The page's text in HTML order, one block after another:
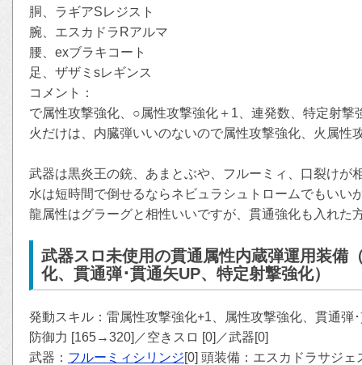
胴、ラギアSレジスト
腕、エスカドラRアルマ
腰、exブラキコート
足、ザザミsレギンス
コメント：
で属性攻撃強化、○属性攻撃強化＋1、連発数、特定射撃
火だけは、内臓弾いいのないので属性攻撃強化、火属性
武器は黒炎王の銃、あまとぶや、フルーミィ、口裂けが
水は短時間で倒せるならネビュラシュトロームでもいい
龍属性はグラーグと相性いいですが、貫通強化も入れた
武器スロ未使用の貫通属性内蔵弾運用装備
化、貫通弾･貫通矢UP、特定射撃強化）
発動スキル：雷属性攻撃強化+1、属性攻撃強化、貫通弾
防御力 [165→320]／空きスロ [0]／武器[0]
武器： フルーミィシリンジ[0] 頭装備：エスカドラサジェ